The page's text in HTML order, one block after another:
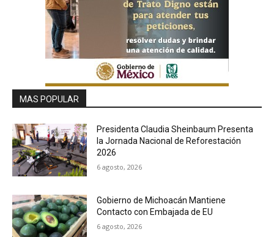
MAS POPULAR
Presidenta Claudia Sheinbaum Presenta
la Jornada Nacional de Reforestación
2026
6 agosto, 2026
Gobierno de Michoacán Mantiene
Contacto con Embajada de EU
6 agosto, 2026